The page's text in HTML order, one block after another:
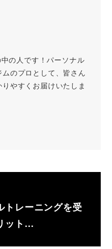
の人です！パーソナル
のプロとして、皆さん
やすくお届けいたしま
トレーニングを受
ット…